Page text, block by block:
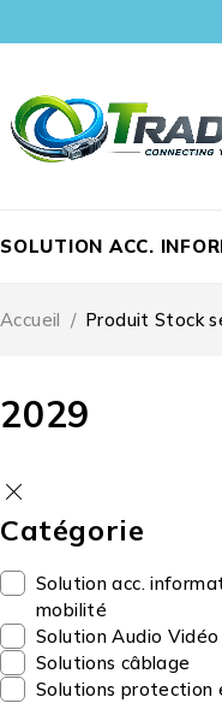
SOLUTION ACC.
2029
Accueil / Produit Stock
Catégorie
Solution acc.
mobilité
Solution Audio Vidéo
Solutions câblage
Solutions protection